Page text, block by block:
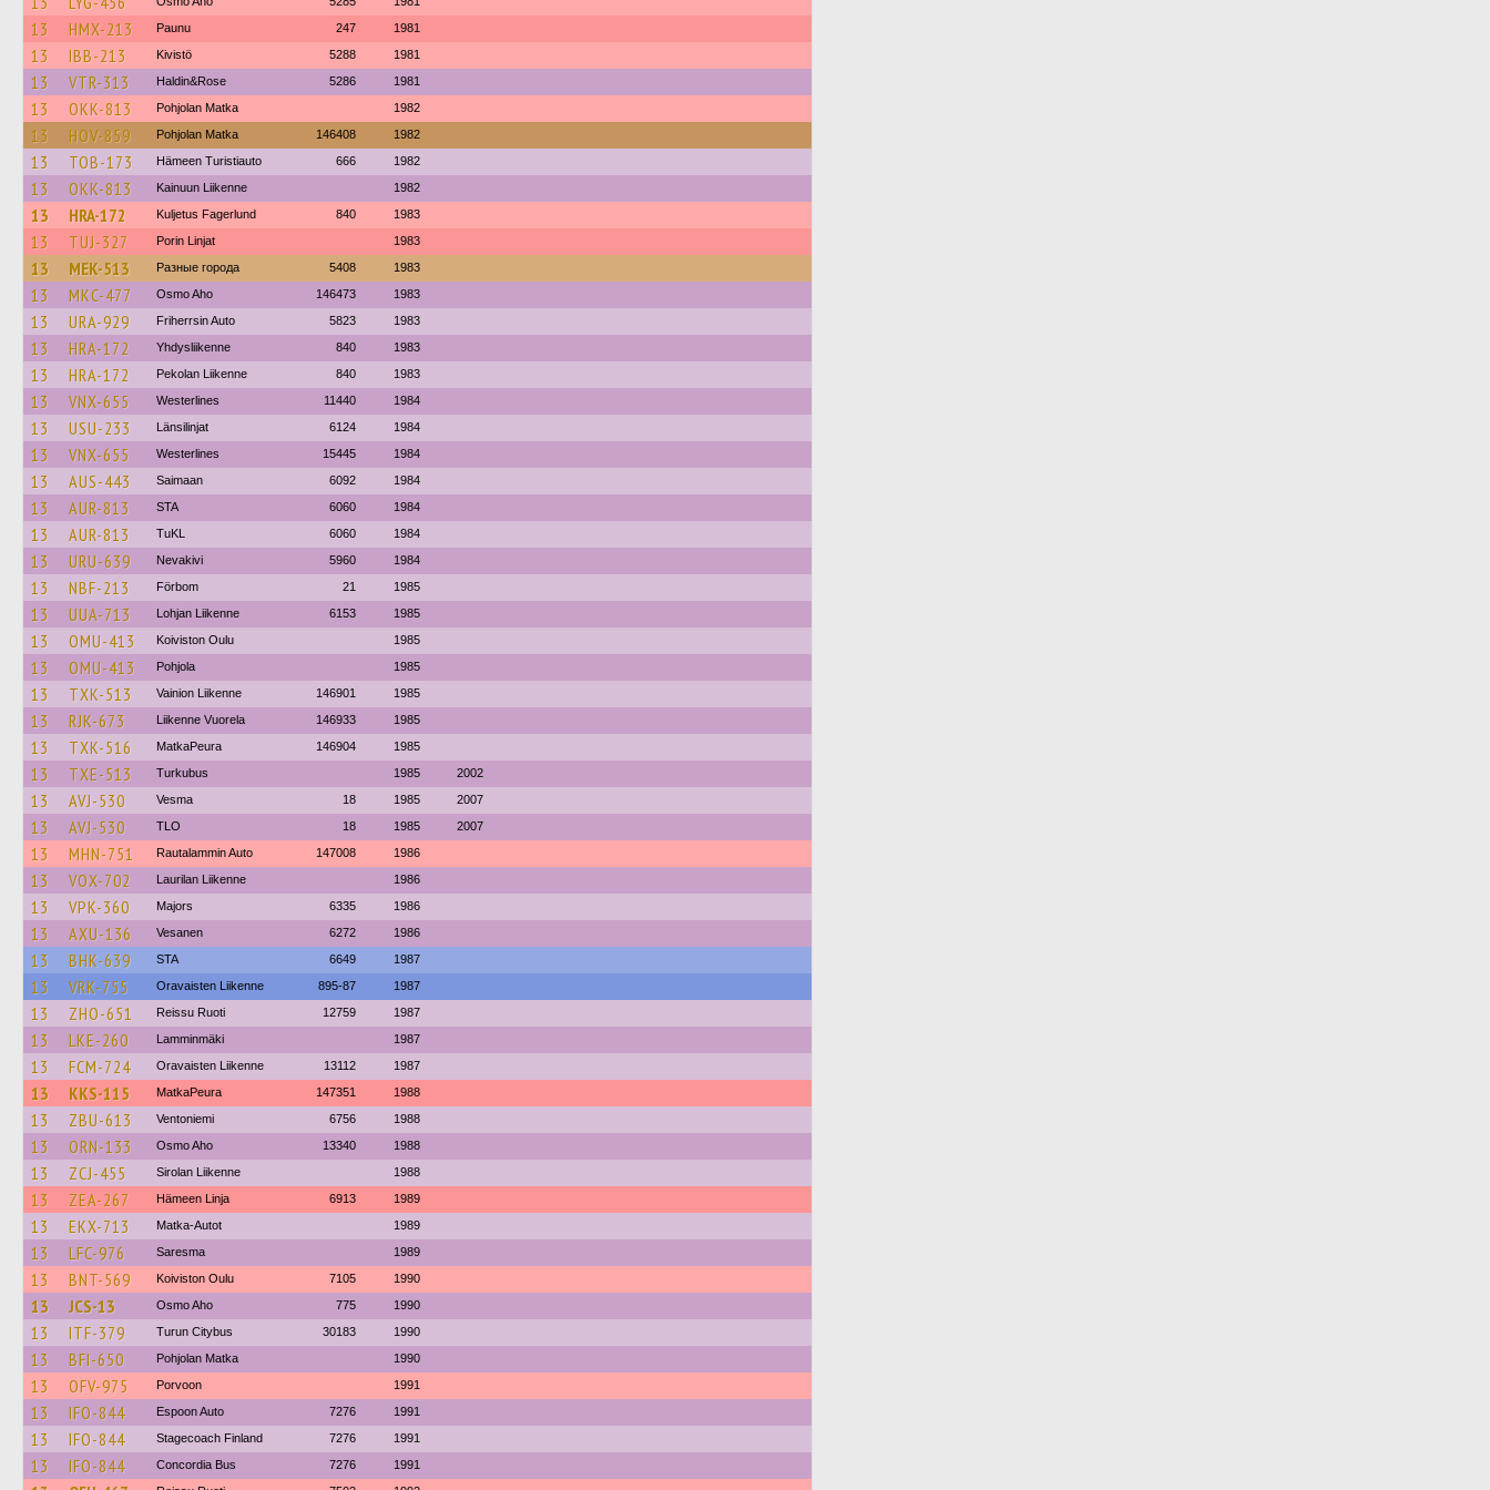
13 HMX-213 Paunu 247 1981
13 IBB-213 Kivistö 5288 1981
13 VTR-313 Haldin&Rose 5286 1981
13 OKK-813 Pohjolan Matka 1982
13 HOV-859 Pohjolan Matka 146408 1982
13 TOB-173 Hämeen Turistiauto 666 1982
13 OKK-813 Kainuun Liikenne 1982
13 HRA-172 Kuljetus Fagerlund 840 1983
13 TUJ-327 Porin Linjat 1983
13 MEK-513 Разные города 5408 1983
13 MKC-477 Osmo Aho 146473 1983
13 URA-929 Friherrsin Auto 5823 1983
13 HRA-172 Yhdysliikenne 840 1983
13 HRA-172 Pekolan Liikenne 840 1983
13 VNX-655 Westerlines 11440 1984
13 USU-233 Länsilinjat 6124 1984
13 VNX-655 Westerlines 15445 1984
13 AUS-443 Saimaan 6092 1984
13 AUR-813 STA 6060 1984
13 AUR-813 TuKL 6060 1984
13 URU-639 Nevakivi 5960 1984
13 NBF-213 Förbom 21 1985
13 UUA-713 Lohjan Liikenne 6153 1985
13 OMU-413 Koiviston Oulu 1985
13 OMU-413 Pohjola 1985
13 TXK-513 Vainion Liikenne 146901 1985
13 RJK-673 Liikenne Vuorela 146933 1985
13 TXK-516 MatkaPeura 146904 1985
13 TXE-513 Turkubus 1985 2002
13 AVJ-530 Vesma 18 1985 2007
13 AVJ-530 TLO 18 1985 2007
13 MHN-751 Rautalammin Auto 147008 1986
13 VOX-702 Laurilan Liikenne 1986
13 VPK-360 Majors 6335 1986
13 AXU-136 Vesanen 6272 1986
13 BHK-639 STA 6649 1987
13 VRK-755 Oravaisten Liikenne 895-87 1987
13 ZHO-651 Reissu Ruoti 12759 1987
13 LKE-260 Lamminmäki 1987
13 FCM-724 Oravaisten Liikenne 13112 1987
13 KKS-115 MatkaPeura 147351 1988
13 ZBU-613 Ventoniemi 6756 1988
13 ORN-133 Osmo Aho 13340 1988
13 ZCJ-455 Sirolan Liikenne 1988
13 ZEA-267 Hämeen Linja 6913 1989
13 EKX-713 Matka-Autot 1989
13 LFC-976 Saresma 1989
13 BNT-569 Koiviston Oulu 7105 1990
13 JCS-13 Osmo Aho 775 1990
13 ITF-379 Turun Citybus 30183 1990
13 BFI-650 Pohjolan Matka 1990
13 OFV-975 Porvoon 1991
13 IFO-844 Espoon Auto 7276 1991
13 IFO-844 Stagecoach Finland 7276 1991
13 IFO-844 Concordia Bus 7276 1991